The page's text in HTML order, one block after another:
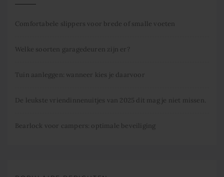
Comfortabele slippers voor brede of smalle voeten
Welke soorten garagedeuren zijn er?
Tuin aanleggen: wanneer kies je daarvoor
De leukste vriendinnenuitjes van 2025 dit mag je niet missen.
Bearlock voor campers: optimale beveiliging